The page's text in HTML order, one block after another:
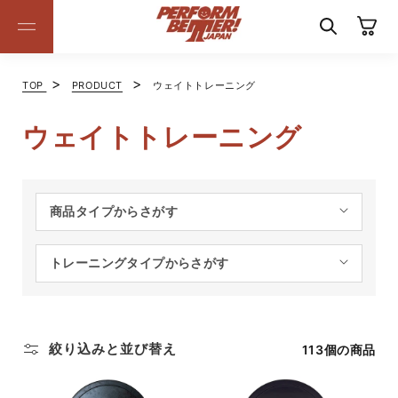
ンツに
進む
ー
TOP > PRODUCT > ウェイトトレーニング
ウェイトトレーニング
商品タイプからさがす
トレーニングタイプからさがす
絞り込みと並び替え 113個の商品